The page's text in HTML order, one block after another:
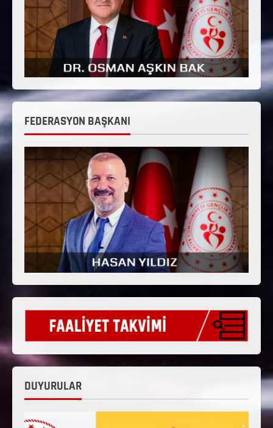
FEDERASYON BAŞKANI
DUYURULAR